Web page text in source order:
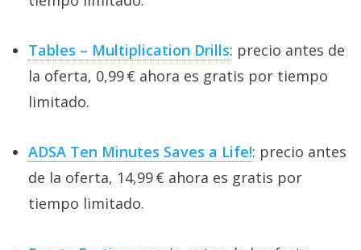
Tables – Multiplication Drills: precio antes de
la oferta, 0,99 € ahora es gratis por tiempo
limitado.
ADSA Ten Minutes Saves a Life!: precio antes
de la oferta, 14,99 € ahora es gratis por
tiempo limitado.